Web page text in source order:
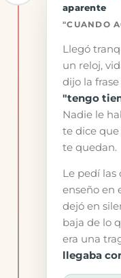
aparente
"CUANDO
Llegó
un reloj,
dijo la
"tengo
Nadie le
te dice que
te quedan.
Le pedí las
enseño en
dejó en
baja de lo
era una
llegaba